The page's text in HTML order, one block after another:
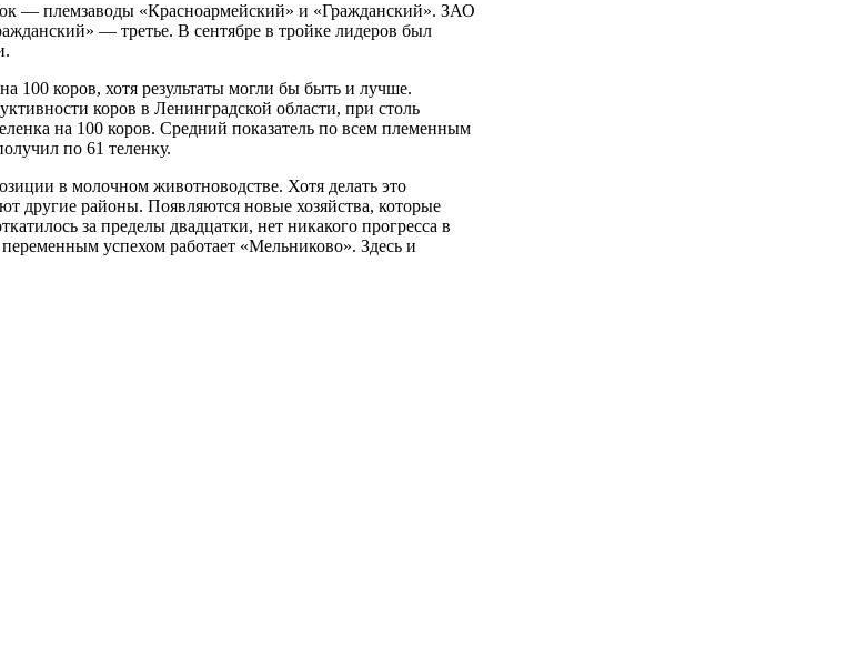
— племзаводы «Красноармейский» и «Гражданский». ЗАО
— третье. В сентябре в тройке лидеров был
100 коров, хотя результаты могли бы быть и лучше.
коров в Ленинградской области, при столь
на 100 коров. Средний показатель по всем племенным
по 61 теленку.
в молочном животноводстве. Хотя делать это
другие районы. Появляются новые хозяйства, которые
за пределы двадцатки, нет никакого прогресса в
успехом работает «Мельниково». Здесь и